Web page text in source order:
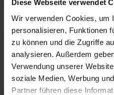
Diese Webseite verwendet
Wir verwenden Cookies, um
personalisieren, Funktionen
zu können und die Zugriffe
analysieren. Außerdem
Verwendung unserer
soziale Medien, Werbung
Partner führen diese
Zusätzliches
Bilder